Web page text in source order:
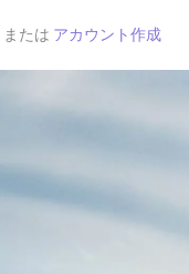
または アカウント作成